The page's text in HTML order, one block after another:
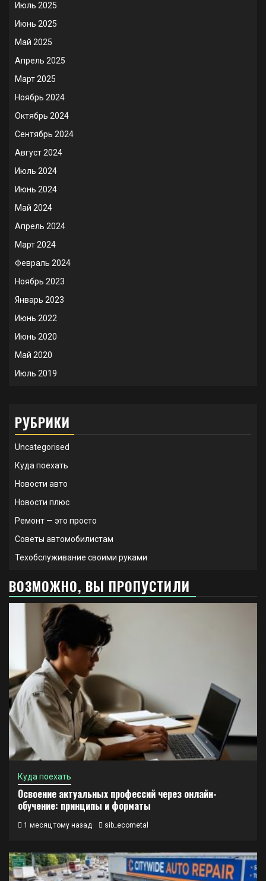
Июль 2025
Июнь 2025
Май 2025
Апрель 2025
Март 2025
Ноябрь 2024
Октябрь 2024
Сентябрь 2024
Август 2024
Июль 2024
Июнь 2024
Май 2024
Апрель 2024
Март 2024
Февраль 2024
Ноябрь 2023
Январь 2023
Июнь 2022
Июнь 2020
Май 2020
Июль 2019
РУБРИКИ
Uncategorised
Куда поехать
Новости авто
Новости плюс
Ремонт — это просто
Советы автомобилистам
Техобслуживание своими руками
ВОЗМОЖНО, ВЫ ПРОПУСТИЛИ
Куда поехать
Освоение актуальных профессий через онлайн-
обучение: принципы и форматы
1 месяц тому назад sib_ecometal